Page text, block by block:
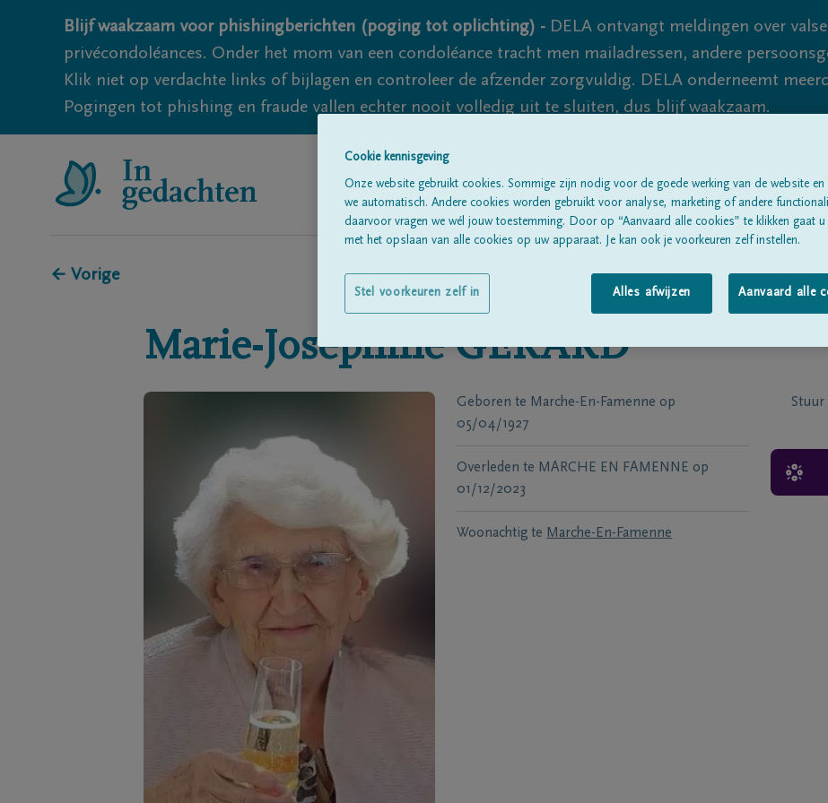
Blijf waakzaam voor phishingberichten (poging tot oplichting) - DELA ontvangt meldingen over
privécondoléances. Onder het mom van een condoléance tracht men mailadressen, andere
Klik niet op verdachte links of bijlagen en controleer de afzender zorgvuldig. DELA onderneemt
Pogingen tot phishing en fraude vallen echter nooit volledig uit te sluiten, dus blijf waakzaam.
Alle rouwberichtenOver ons
← Vorige
Marie-Joséphine GERARD
Geboren te Marche-En-Famenne op
05/04/1927
Overleden te MARCHE EN FAMENNE op
01/12/2023
Woonachtig te Marche-En-Famenne
Stuur
Cookie kennisgeving
Onze website gebruikt cookies. Sommige zijn nodig voor de goede werking van de website en
we automatisch. Andere cookies worden gebruikt voor analyse, marketing of andere
daarvoor vragen we wél jouw toestemming. Door op “Aanvaard alle cookies” te klikken gaat u
met het opslaan van alle cookies op uw apparaat. Je kan ook je voorkeuren zelf instellen.
Alles afwijzen Aanvaard alle
Stel voorkeuren zelf in